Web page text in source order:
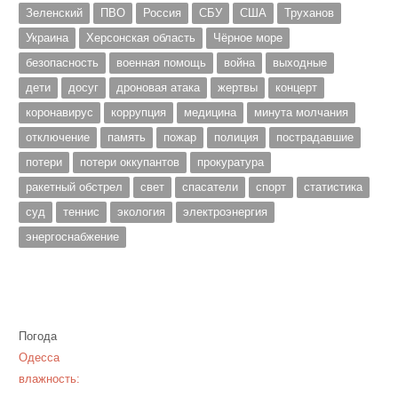
Зеленский
ПВО Россия СБУ США
Труханов
Украина
Херсонская область
Чёрное море
безопасность
военная помощь война
выходные
дети
досуг дроновая атака жертвы
концерт
коронавирус
коррупция медицина
минута молчания
отключение
память пожар полиция
пострадавшие
потери
потери оккупантов
прокуратура
ракетный обстрел
свет спасатели спорт
статистика
суд
теннис экология
электроэнергия
энергоснабжение
Погода
Одесса
влажность: